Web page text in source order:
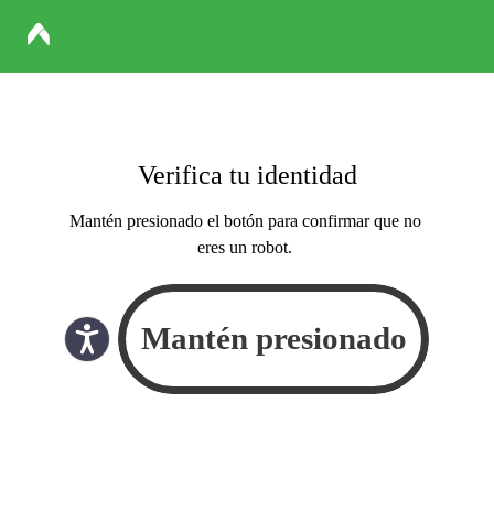
Verifica tu identidad
Mantén presionado el botón para confirmar que no
eres un robot.